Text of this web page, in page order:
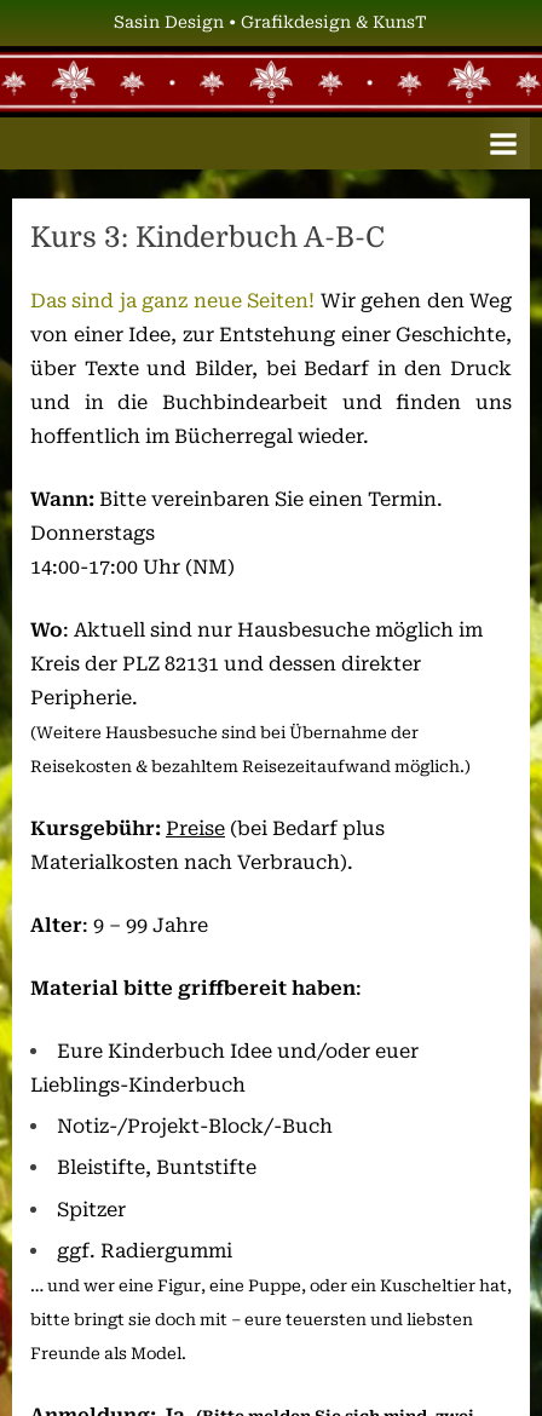
to
content
Sasin Design • Grafikdesign & KunsT
S
S
N
D
E
S
I
G
Grafikdesign
&
Kurs 3: Kinderbuch A-B-C
Das sind ja ganz neue Seiten! Wir gehen den Weg
von einer Idee, zur Entstehung einer Geschichte,
über Texte und Bilder, bei Bedarf in den Druck
und in die Buchbindearbeit und finden uns
hoffentlich im Bücherregal wieder.
Wann: Bitte vereinbaren Sie einen Termin.
Donnerstags
14:00-17:00 Uhr (NM)
Wo: Aktuell sind nur Hausbesuche möglich im
Kreis der PLZ 82131 und dessen direkter
Peripherie.
(Weitere Hausbesuche sind bei Übernahme der
Reisekosten & bezahltem Reisezeitaufwand möglich.)
Kursgebühr: Preise (bei Bedarf plus
Materialkosten nach Verbrauch).
Alter: 9 – 99 Jahre
Material bitte griffbereit haben:
Eure Kinderbuch Idee und/oder euer
Lieblings-Kinderbuch
Notiz-/Projekt-Block/-Buch
Bleistifte, Buntstifte
Spitzer
ggf. Radiergummi
… und wer eine Figur, eine Puppe, oder ein Kuscheltier hat,
bitte bringt sie doch mit – eure teuersten und liebsten
Freunde als Model.